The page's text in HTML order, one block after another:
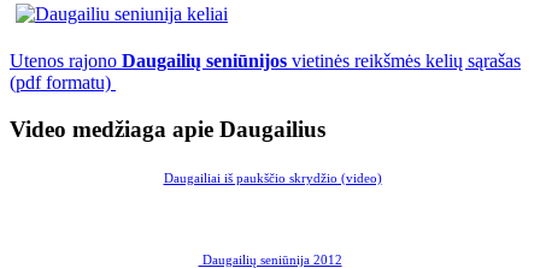
Utenos rajono Daugailių seniūnijos vietinės reikšmės kelių sąrašas
(pdf formatu)
Video medžiaga apie Daugailius
Daugailiai iš paukščio skrydžio (video)
Daugailių seniūnija 2012